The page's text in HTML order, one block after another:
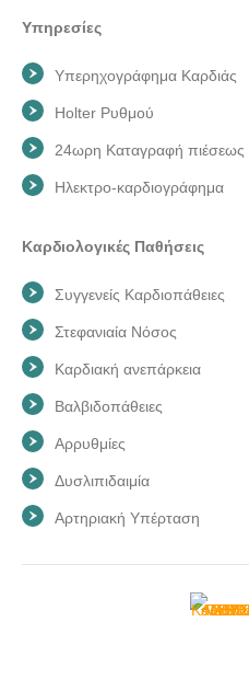
Υπηρεσίες
Υπερηχογράφημα Καρδιάς
Holter Ρυθμού
24ωρη Καταγραφή πιέσεως
Ηλεκτρο-καρδιογράφημα
Καρδιολογικές Παθήσεις
Συγγενείς Καρδιοπάθειες
Στεφανιαία Νόσος
Καρδιακή ανεπάρκεια
Βαλβιδοπάθειες
Αρρυθμίες
Δυσλιπιδαιμία
Αρτηριακή Υπέρταση